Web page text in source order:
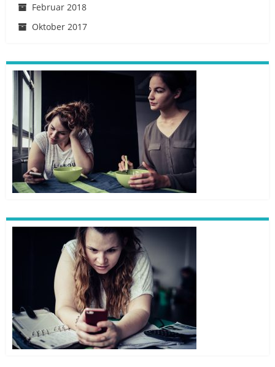
Februar 2018
Oktober 2017